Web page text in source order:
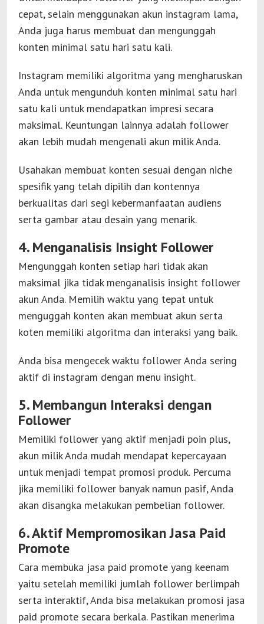
cepat, selain menggunakan akun instagram lama,
Anda juga harus membuat dan mengunggah
konten minimal satu hari satu kali.
Instagram memiliki algoritma yang mengharuskan
Anda untuk mengunduh konten minimal satu hari
satu kali untuk mendapatkan impresi secara
maksimal. Keuntungan lainnya adalah follower
akan lebih mudah mengenali akun milik Anda.
Usahakan membuat konten sesuai dengan niche
spesifik yang telah dipilih dan kontennya
berkualitas dari segi kebermanfaatan audiens
serta gambar atau desain yang menarik.
4. Menganalisis Insight Follower
Mengunggah konten setiap hari tidak akan
maksimal jika tidak menganalisis insight follower
akun Anda. Memilih waktu yang tepat untuk
menguggah konten akan membuat akun serta
koten memiliki algoritma dan interaksi yang baik.
Anda bisa mengecek waktu follower Anda sering
aktif di instagram dengan menu insight.
5. Membangun Interaksi dengan
Follower
Memiliki follower yang aktif menjadi poin plus,
akun milik Anda mudah mendapat kepercayaan
untuk menjadi tempat promosi produk. Percuma
jika memiliki follower banyak namun pasif, Anda
akan disangka melakukan pembelian follower.
6. Aktif Mempromosikan Jasa Paid
Promote
Cara membuka jasa paid promote yang keenam
yaitu setelah memiliki jumlah follower berlimpah
serta interaktif, Anda bisa melakukan promosi jasa
paid promote secara berkala. Pastikan menerima